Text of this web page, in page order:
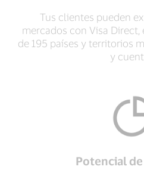
Tus clientes pueden
mercados con Visa
de 195 países y territorios
y
Potencial